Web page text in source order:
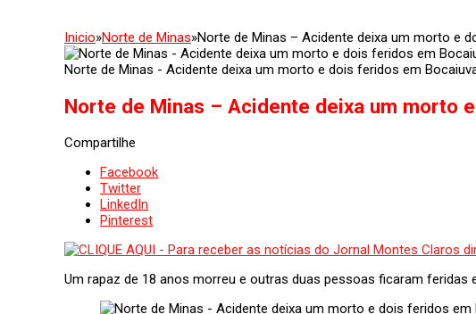
Inicio»Norte de Minas»Norte de Minas – Acidente deixa um morto e
Norte de Minas - Acidente deixa um morto e dois feridos em
Norte de Minas – Acidente deixa um morto
Compartilhe
Facebook
Twitter
LinkedIn
Pinterest
Um rapaz de 18 anos morreu e outras duas pessoas ficaram